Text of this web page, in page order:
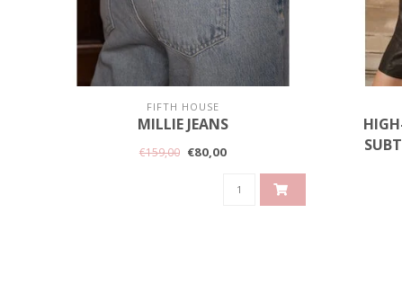
FIFTH HOUSE
MILLIE JEANS
€159,00 €80,00